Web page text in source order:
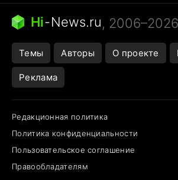
Следующая пандемия
Hi-News.ru, 2006–2026
Темы Авторы О проекте
Реклама
Редакционная политика
Политика конфиденциальности
Пользовательское соглашение
Правообладателям